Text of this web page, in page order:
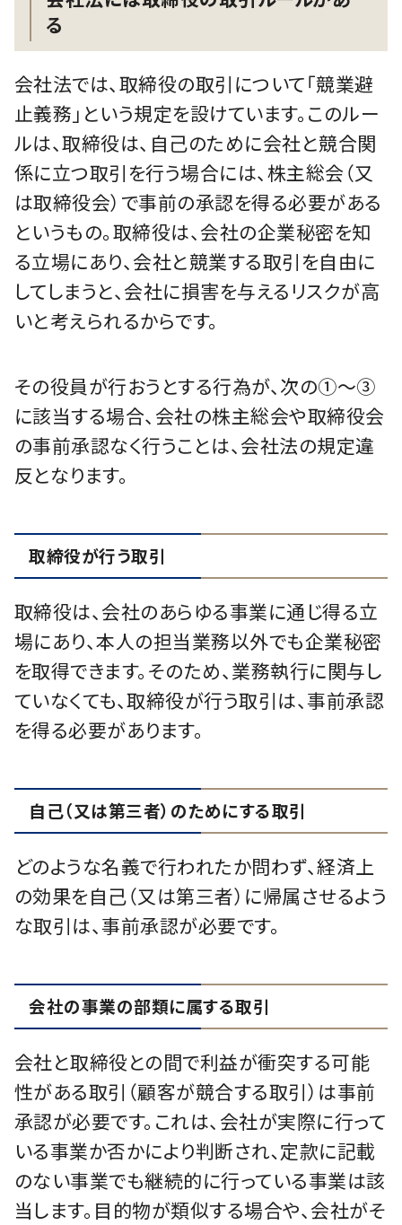
る
会社法では、取締役の取引について「競業避
止義務」という規定を設けています。このルー
ルは、取締役は、自己のために会社と競合関
係に立つ取引を行う場合には、株主総会（又
は取締役会）で事前の承認を得る必要がある
というもの。取締役は、会社の企業秘密を知
る立場にあり、会社と競業する取引を自由に
してしまうと、会社に損害を与えるリスクが高
いと考えられるからです。
その役員が行おうとする行為が、次の①～③
に該当する場合、会社の株主総会や取締役会
の事前承認なく行うことは、会社法の規定違
反となります。
取締役が行う取引
取締役は、会社のあらゆる事業に通じ得る立
場にあり、本人の担当業務以外でも企業秘密
を取得できます。そのため、業務執行に関与し
ていなくても、取締役が行う取引は、事前承認
を得る必要があります。
自己（又は第三者）のためにする取引
どのような名義で行われたか問わず、経済上
の効果を自己（又は第三者）に帰属させるよう
な取引は、事前承認が必要です。
会社の事業の部類に属する取引
会社と取締役との間で利益が衝突する可能
性がある取引（顧客が競合する取引）は事前
承認が必要です。これは、会社が実際に行って
いる事業か否かにより判断され､定款に記載
のない事業でも継続的に行っている事業は該
当します。目的物が類似する場合や、会社がそ